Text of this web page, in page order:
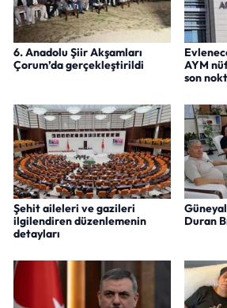
6. Anadolu Şiir Akşamları
Çorum’da gerçekleştirildi
AYM
son
Şehit aileleri ve gazileri
ilgilendiren düzenlemenin
detayları
Duran